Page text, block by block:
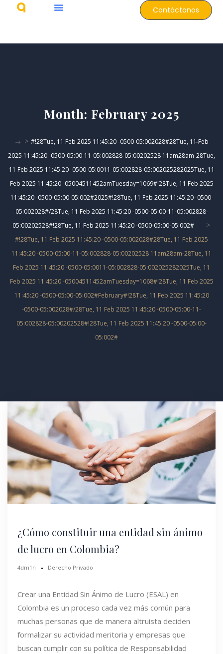
Contáctanos
Month: February 2025
> #!28Tue, 11 Feb 2025 11:45:20 -0500-05:002028#28Tue, 11 Feb
2025 11:45:20 -0500-05:00-11-05:002828-05:00202528 11am28am-28Tue,
11 Feb 2025 11:45:20 -0500-05:0011-05:002828-05:002025282025Tue, 11
Feb 2025 11:45:20 -05004511452amTuesday=1069#!28Tue, 11 Feb 2025
11:45:20 -0500-05:00-05:002#2025#!28Tue, 11 Feb 2025 11:45:20 -0500-
05:002028#/28Tue, 11 Feb 2025 11:45:20 -0500-05:00-11-05:002828-
05:00202528#!28Tue, 11 Feb 2025 11:45:20 -0500-05:00-05:002#
>
#!28Tue, 11 Feb 2025 11:45:20 -0500-05:002028#28Tue, 11 Feb 2025
11:45:20 -0500-05:00-11-05:002828-05:00202528 11am28am-28Tue, 11
Feb 2025 11:45:20 -0500-05:0011-05:002828-05:002025282025Tue, 11
Feb 2025 11:45:20 -05004511452amTuesday=1068#!28Tue, 11 Feb 2025
11:45:20 -0500-05:00-05:002#February#!28Tue, 11 Feb 2025 11:45:20
-0500-05:002028#/28Tue, 11 Feb 2025 11:45:20 -0500-05:00-11-
05:002828-05:00202528#!28Tue, 11 Feb 2025 11:45:20 -0500-05:00-
05:002#
¿Cómo constituir una entidad sin ánimo
de lucro en Colombia?
4dm1n Derecho Privado
Crear una Entidad Sin Ánimo de Lucro (ESAL) en
Colombia es un proceso cada vez más común para
muchas personas que de manera altruista deciden
formalizar su actividad meritoria y empresas que
buscan cumplir con su política de Responsabilidad